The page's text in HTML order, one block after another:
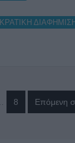
ΚΡΑΤΙΚΗ ΔΙΑΦΗΜΙΣΗ
8 Επόμενη